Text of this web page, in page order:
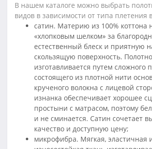
В нашем каталоге можно выбрать
видов в зависимости от типа плетения
сатин. Материю из 100% коттона
«хлопковым шелком» за
естественный блеск и приятную
скользящую поверхность. Полотно
изготавливается путем сложного
состоящего из плотной нити
крученого волокна с лицевой
изнанка обеспечивает хорошее
простыни с матрасом, поэтому
и не сминается. Сатин сочетает
качество и доступную цену;
микрофибра. Мягкая, эластичная